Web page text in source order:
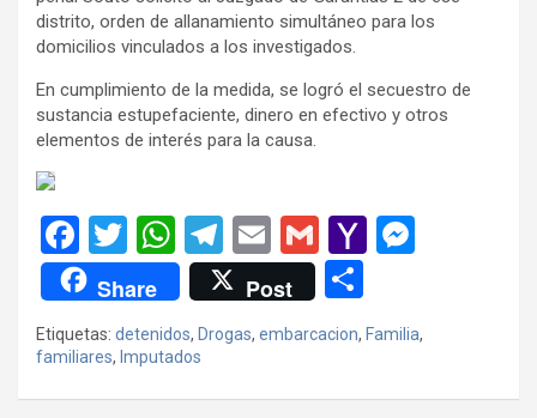
distrito, orden de allanamiento simultáneo para los
domicilios vinculados a los investigados.
En cumplimiento de la medida, se logró el secuestro de
sustancia estupefaciente, dinero en efectivo y otros
elementos de interés para la causa.
F
a
ce
b
o
T
wi
tt
er
W
h
at
s
A
T
el
e
gr
a
E
m
ail
G
m
ail
Y
o
o
n
g
Share Post
o
m
p
Etiquetas: detenidos, Drogas, embarcacion, Familia,
familiares, Imputados